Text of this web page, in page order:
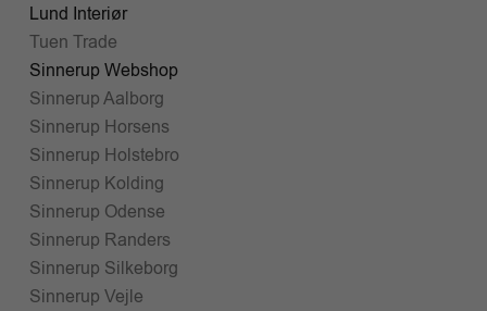
Lund Interiør
Tuen Trade
Sinnerup Webshop
Sinnerup Aalborg
Sinnerup Horsens
Sinnerup Holstebro
Sinnerup Kolding
Sinnerup Odense
Sinnerup Randers
Sinnerup Silkeborg
Sinnerup Vejle